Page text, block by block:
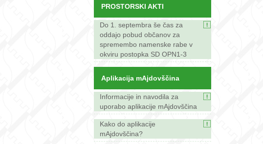
PROSTORSKI AKTI
Do 1. septembra še čas za
oddajo pobud občanov za
spremembo namenske rabe v
okviru postopka SD OPN1-3
Aplikacija mAjdovščina
Informacije in navodila za
uporabo aplikacije mAjdovščina
Kako do aplikacije
mAjdovščina?